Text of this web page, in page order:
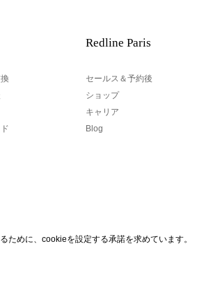
ために、cookieを設定する承諾を求めています。
Redline Paris
セールス＆予約後
ショップ
キャリア
Blog
あなたのEメール